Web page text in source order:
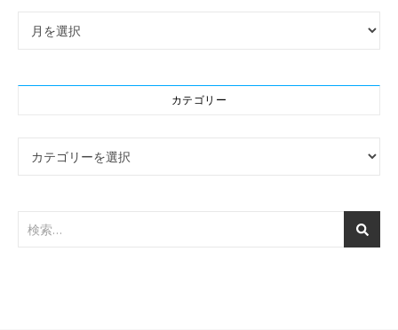
アーカイブ
カテゴリー
カテゴリー